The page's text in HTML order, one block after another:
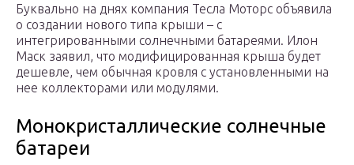
Буквально на днях компания Тесла Моторс объявила
о создании нового типа крыши – с
интегрированными солнечными батареями. Илон
Маск заявил, что модифицированная крыша будет
дешевле, чем обычная кровля с установленными на
нее коллекторами или модулями.
Монокристаллические солнечные
батареи